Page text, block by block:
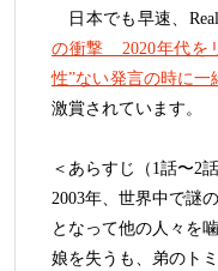
日本でも早速、
の衝撃 2020年代を
性”ない発言の時に一
激賞されています。
＜あらすじ（1話〜2
2003年、世界中で謎
となって他の人々を
娘を失うも、弟のト